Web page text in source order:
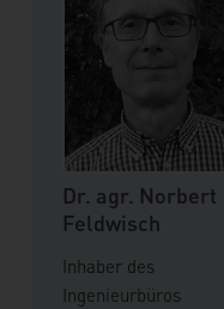
Dr. agr. Norbert
Feldwisch
Inhaber des
Ingenieurbüros